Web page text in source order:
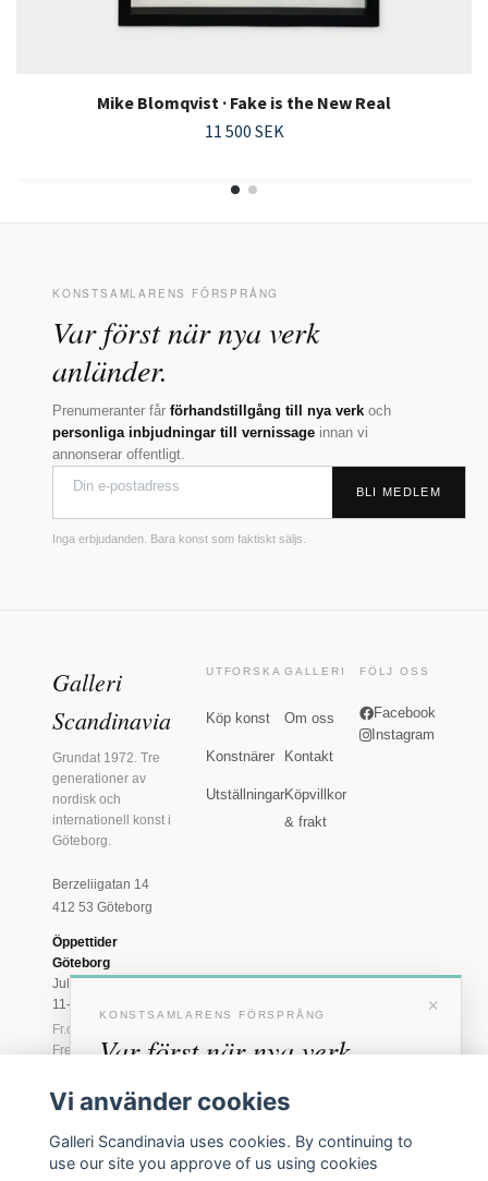
Mike Blomqvist · Fake is the New Real
11 500 SEK
KONSTSAMLARENS FÖRSPRÅNG
Var först när nya verk
anländer.
Prenumeranter får förhandstillgång till nya verk och
personliga inbjudningar till vernissage innan vi
annonserar offentligt.
BLI MEDLEM
Inga erbjudanden. Bara konst som faktiskt säljs.
Galleri
Scandinavia
Grundat 1972. Tre
generationer av
nordisk och
internationell konst i
Göteborg.
Berzeliigatan 14
412 53 Göteborg
Öppettider
Göteborg
Juli: Tis 11-18 · Lör
11-16
Fr.o.m. augusti: Tis-
Fre 11-18 · Lör 11-
Marstrand
2026
Tis-Fre 11-18 ·
UTFORSKA
Köp konst
Konstnärer
Utställningar
GALLERI
Om oss
Kontakt
Köpvillkor
& frakt
FÖLJ OSS
Facebook
Instagram
×
KONSTSAMLARENS FÖRSPRÅNG
Var först när nya verk
anländer
inbjudningar till vernissage, innan vi annonserar
offentligt.
Vi använder cookies
Galleri Scandinavia uses cookies. By continuing to
use our site you approve of us using cookies